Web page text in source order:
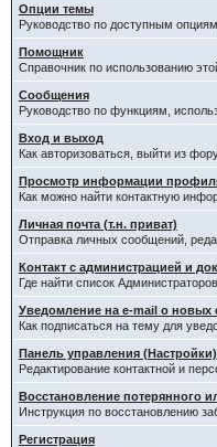
Опции темы
Руководство по доступным
Помощник
Справочник по использованию
Сообщения
Руководство по функциям,
Вход и выход
Как авторизоваться, выйти из
Просмотр информации
Как можно найти контактную
Личная почта (т.н. приват)
Отправка личных сообщений,
Контакт с администрацией и
Где найти список
Уведомление на e-mail о новых
Как подписаться на тему для
Панель управления (Настройки)
Редактирование контактной и
Восстановление потерянного
Инструкция по восстановлению
Регистрация